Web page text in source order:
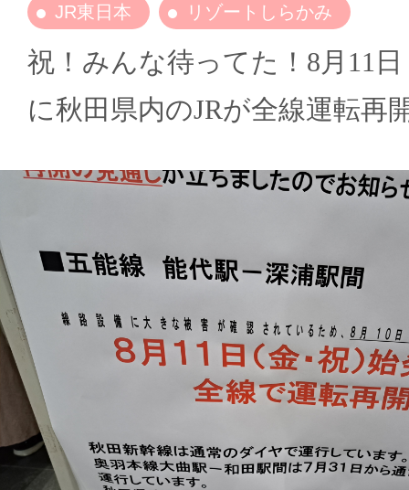
JR東日本
リゾートしらかみ
祝！みんな待ってた！8月11
に秋田県内のJRが全線運転再